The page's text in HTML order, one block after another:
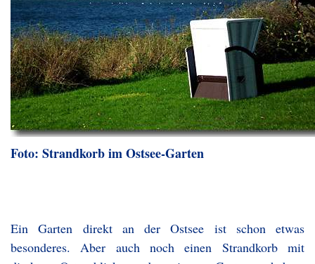
Foto: Strandkorb im Ostsee-Garten
Ein Garten direkt an der Ostsee ist schon etwas
besonderes. Aber auch noch einen Strandkorb mit